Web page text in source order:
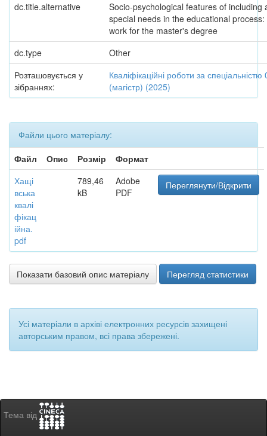
dc.title.alternative
Socio-psychological features of including
special needs in the educational
work for the master's degree
dc.type
Other
Розташовується у
зібраннях:
Кваліфікаційні роботи за
(магістр) (2025)
Файли цього матеріалу:
Файл
Опис Розмір
Формат
Хащі
вська
квалі
фікац
ійна.
pdf
789,46
kB
Adobe
PDF
Переглянути/Відкрити
Показати базовий опис матеріалу Перегляд статистики
Усі матеріали в архіві електронних ресурсів захищені
авторським правом, всі права збережені.
Тема від